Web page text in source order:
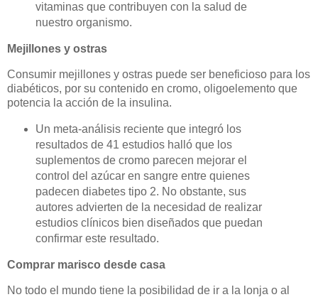
vitaminas que contribuyen con la salud de
nuestro organismo.
Mejillones y ostras
Consumir mejillones y ostras puede ser beneficioso para los
diabéticos, por su contenido en cromo, oligoelemento que
potencia la acción de la insulina.
Un meta-análisis reciente que integró los
resultados de 41 estudios halló que los
suplementos de cromo parecen mejorar el
control del azúcar en sangre entre quienes
padecen diabetes tipo 2. No obstante, sus
autores advierten de la necesidad de realizar
estudios clínicos bien diseñados que puedan
confirmar este resultado.
Comprar marisco desde casa
No todo el mundo tiene la posibilidad de ir a la lonja o al